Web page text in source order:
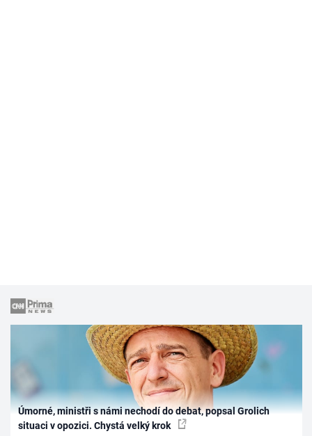
Úmorné, ministři s námi nechodí do debat, popsal Grolich
situaci v opozici. Chystá velký krok